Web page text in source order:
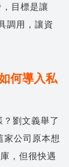
目標是讓
調用，讓資
何導入私
劉文義舉了
家公司原本想
，但很快遇